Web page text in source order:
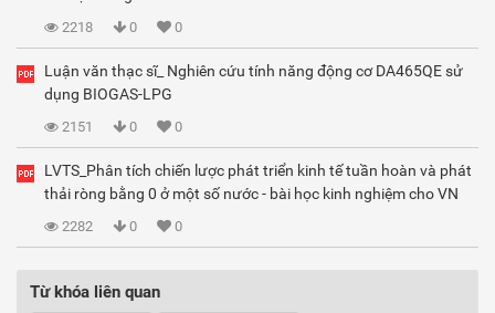
2218 0 0
Luận văn thạc sĩ_ Nghiên cứu tính năng động cơ DA465QE sử
dụng BIOGAS-LPG
2151 0 0
LVTS_Phân tích chiến lược phát triển kinh tế tuần hoàn và phát
thải ròng bằng 0 ở một số nước - bài học kinh nghiệm cho VN
2282 0 0
Từ khóa liên quan